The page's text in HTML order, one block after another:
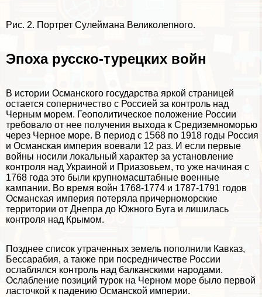
Рис. 2. Портрет Сулеймана Великолепного.
Эпоха русско-турецких войн
В истории Османского государства яркой страницей
остается соперничество с Россией за контроль над
Черным морем. Геополитическое положение России
требовало от нее получения выхода к Средиземноморью
через Черное море. В период с 1568 по 1918 годы Россия
и Османская империя воевали 12 раз. И если первые
войны носили локальный хаpaктер за установление
контроля над Украиной и Приазовьем, то уже начиная с
1768 года это были крупномасштабные военные
кампании. Во время войн 1768-1774 и 1787-1791 годов
Османская империя потеряла причерноморские
территории от Днепра до Южного Буга и лишилась
контроля над Крымом.
Позднее список утраченных земель пополнили Кавказ,
Бессарабия, а также при посредничестве России
ослаблялся контроль над балканскими народами.
Ослабление позиций турок на Черном море было первой
ласточкой к падению Османской империи.